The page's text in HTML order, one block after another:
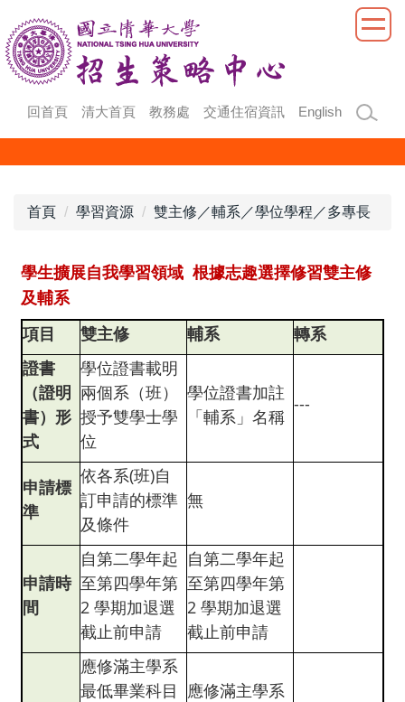
到
主
要
回首頁 清大首頁 教務處 交通住宿資訊 English
首頁 學習資源 雙主修／輔系／學位學程／多專長
學生擴展自我學習領域 根據志趣選擇修習雙主修
及輔系
項目
雙主修 輔系
轉系
證書
（證明
書）形
式
學位證書載明
兩個系（班）
授予雙學士學
位
學位證書加註
「輔系」名稱
---
申請標
準
依各系(班)自
訂申請的標準
及條件
無
申請時
間
自第二學年起
至第四學年第
2 學期加退選
截止前申請
自第二學年起
至第四學年第
2 學期加退選
截止前申請
應修滿主學系
最低畢業科目 應修滿主學系